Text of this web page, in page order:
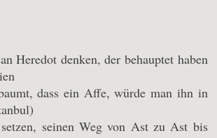
Heredot denken, der behauptet haben
dass ein Affe, würde man ihn in
seinen Weg von Ast zu Ast bis